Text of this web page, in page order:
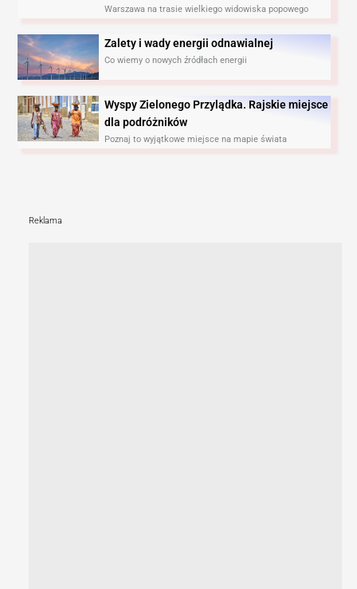
Warszawa na trasie wielkiego widowiska popowego
Zalety i wady energii odnawialnej
Co wiemy o nowych źródłach energii
Wyspy Zielonego Przylądka. Rajskie miejsce
dla podróżników
Poznaj to wyjątkowe miejsce na mapie świata
Reklama